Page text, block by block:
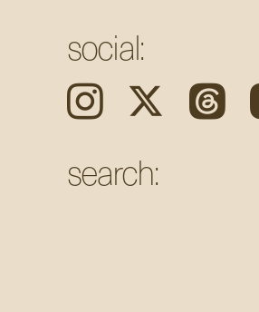
social:
Instagram 𝕏 Threads
search: